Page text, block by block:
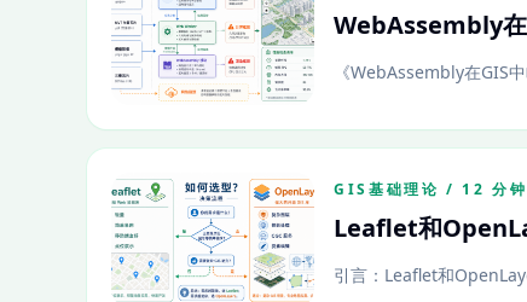
WebAssembly在
《WebAssembly在GIS
GIS基础理论 / 12 分钟
Leaflet和
引言：Leaflet和